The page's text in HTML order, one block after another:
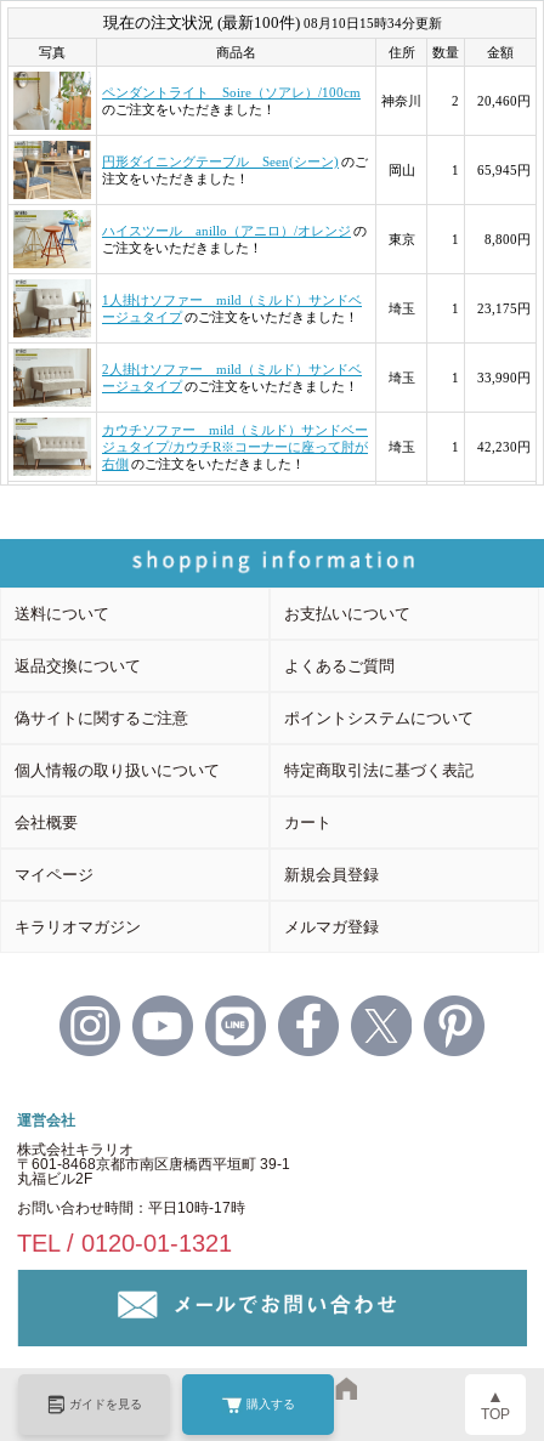
ガイドを見る 購入する ▲
TOP
送料について お支払いについて
返品交換について よくあるご質問
偽サイトに関するご注意 ポイントシステムについて
個人情報の取り扱いについて 特定商取引法に基づく表記
会社概要 カート
マイページ 新規会員登録
キラリオマガジン メルマガ登録
運営会社
株式会社キラリオ
〒601-8468京都市南区唐橋西平垣町 39-1
丸福ビル2F
お問い合わせ時間：平日10時-17時
TEL / 0120-01-1321